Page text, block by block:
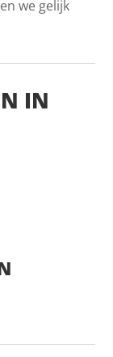
we gelijk
IN